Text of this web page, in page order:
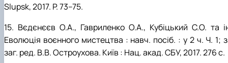
Slupsk, 2017. P. 73–75.
15. Вєдєнєєв О.А., Гавриленко О.А., Кубіцький С.О. та
Еволюція воєнного мистецтва : навч. посіб. : у 2 ч. Ч. 1;
заг. ред. В.В. Остроухова. Київ : Нац. акад. СБУ, 2017. 276 с.